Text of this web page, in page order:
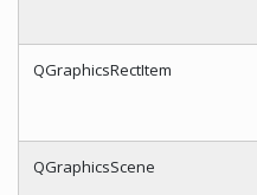
QGraphicsRectItem
QGraphicsScene